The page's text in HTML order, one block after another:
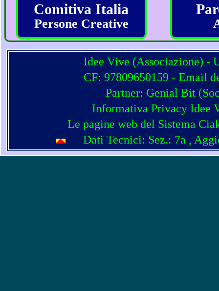
Comitiva Italia
Persone Creative
Idee Vive (Associazione) -
CF: 97809650159 - Email
Partner: Genial Bit (
Informativa Privacy Idee
Le pagine web del Sistema
Dati Tecnici: Sez.: 7a ,